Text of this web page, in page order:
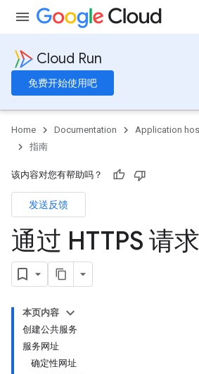
Cloud Run
免费开始使用吧
Home Documentation Application
指南
该内容对您有帮助吗？
发送反馈
通过 HTTPS 请
本页内容
创建公共服务
服务网址
确定性网址